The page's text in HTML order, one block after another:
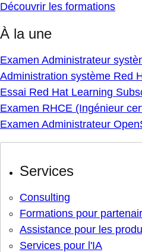
Découvrir les formations
À la une
Examen Administrateur
Administration système Red
Essai Red Hat Learning
Examen RHCE (Ingénieur
Examen Administrateur
Services
Consulting
Formations pour
Assistance pour les
Services pour l'IA